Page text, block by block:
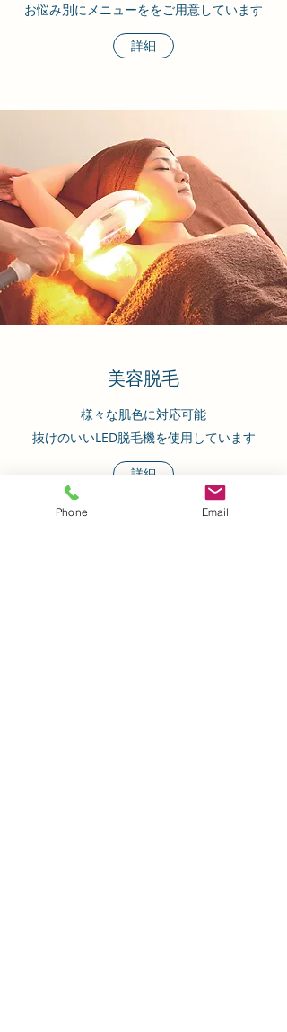
お悩み別にメニューををご用意しています
詳細
美容脱毛
様々な肌色に対応可能
抜けのいいLED脱毛機を​使用​しています
詳細
Phone Email